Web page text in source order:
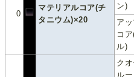
0
マテリアルコア(チ
タニウム)×20
ン)
ア
コ
ル)
ク
ル